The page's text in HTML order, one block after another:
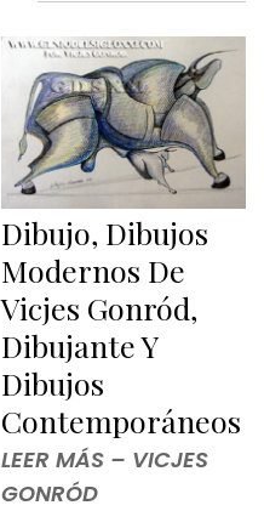
Dibujo, Dibujos
Modernos De
Vicjes Gonród,
Dibujante Y
Dibujos
Contemporáneos
LEER MÁS – VICJES
GONRÓD